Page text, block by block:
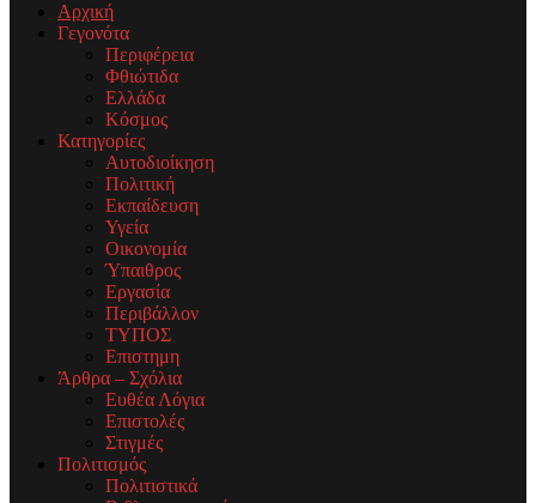
Αρχική
Γεγονότα
Περιφέρεια
Φθιώτιδα
Ελλάδα
Κόσμος
Κατηγορίες
Αυτοδιοίκηση
Πολιτική
Εκπαίδευση
Υγεία
Οικονομία
Ύπαιθρος
Εργασία
Περιβάλλον
ΤΥΠΟΣ
Επιστημη
Άρθρα – Σχόλια
Ευθέα Λόγια
Επιστολές
Στιγμές
Πολιτισμός
Πολιτιστικά